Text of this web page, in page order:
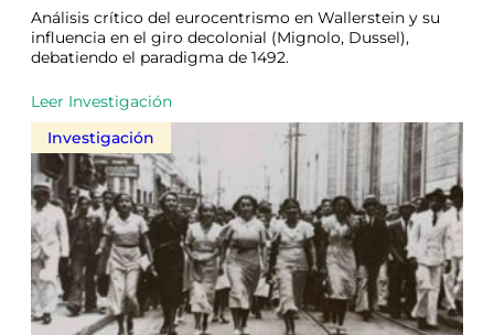
Análisis crítico del eurocentrismo en Wallerstein y su
influencia en el giro decolonial (Mignolo, Dussel),
debatiendo el paradigma de 1492.
Leer Investigación
Investigación